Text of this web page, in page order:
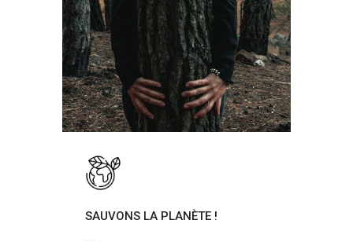
SAUVONS LA PLANÈTE !